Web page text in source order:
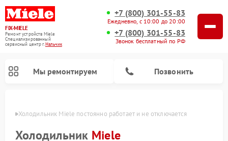
FIX-MIELE
Ремонт устройств Miele
Специализированный
cервисный центр г.Нальчик
+7 (800) 301-55-83
Ежедневно, с 10:00 до 20:00
+7 (800) 301-55-83
Звонок бесплатный по РФ
Мы ремонтируем Позвонить
Холодильник Miele постоянно работает и не отключается
Холодильник Miele